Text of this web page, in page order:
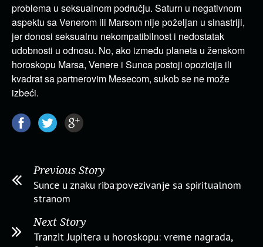
problema u seksualnom području. Saturn u negativnom
aspektu sa Venerom ili Marsom nije poželjan u sinastriji,
jer donosi seksualnu nekompatibilnost i nedostatak
udobnosti u odnosu. No, ako između planeta u ženskom
horoskopu Marsa, Venere i Sunca postoji opozicija ili
kvadrat sa partnerovim Mesecom, sukob se ne može
izbeći.
Previous Story
Sunce u znaku riba:povezivanje sa spiritualnom
stranom
Next Story
Tranzit Jupitera u horoskopu: vreme nagrada,